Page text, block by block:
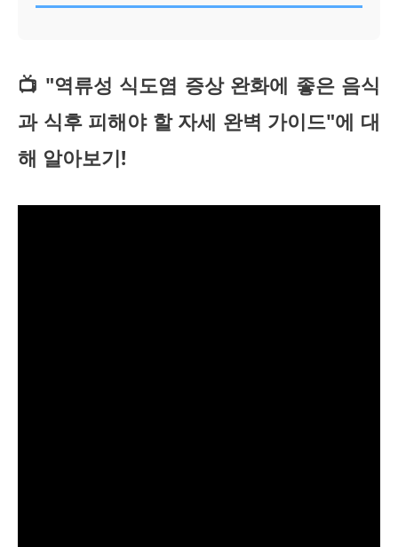
📺 "역류성 식도염 증상 완화에 좋은 음식
과 식후 피해야 할 자세 완벽 가이드"에 대
해 알아보기!